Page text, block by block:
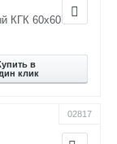
КГК 60х60
в
клик
02817